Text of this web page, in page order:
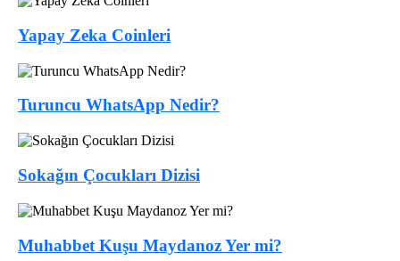
Yapay Zeka Coinleri
Turuncu WhatsApp Nedir?
Sokağın Çocukları Dizisi
Muhabbet Kuşu Maydanoz Yer mi?